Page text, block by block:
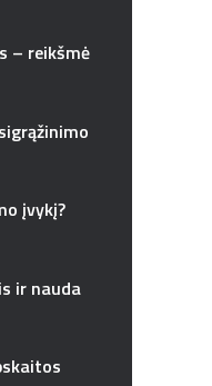
– reikšmė
įvykį?
ir nauda